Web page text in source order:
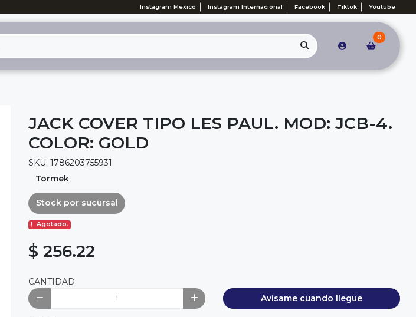
Instagram Mexico Instagram Internacional Facebook Tiktok Youtube
0
JACK COVER TIPO LES PAUL. MOD: JCB-4.
COLOR: GOLD
SKU: 1786203755931
Tormek
Stock por sucursal
Agotado.
$ 256.22
CANTIDAD
Avísame cuando llegue